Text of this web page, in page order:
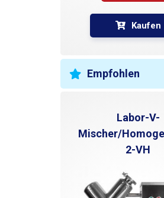
Kaufen
Empfohlen
Labor-V-
Mischer/
2-VH